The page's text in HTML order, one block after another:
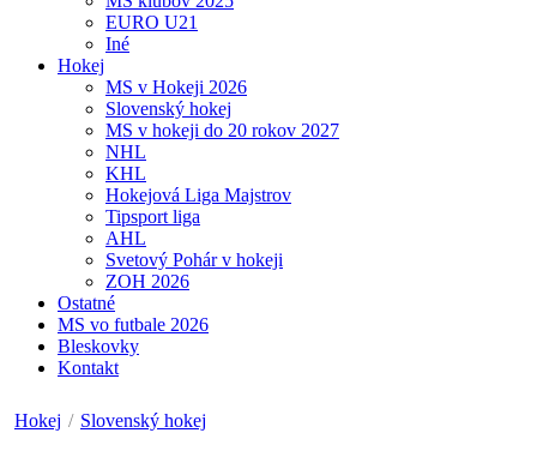
EURO U21
Iné
Hokej
MS v Hokeji 2026
Slovenský hokej
MS v hokeji do 20 rokov 2027
NHL
KHL
Hokejová Liga Majstrov
Tipsport liga
AHL
Svetový Pohár v hokeji
ZOH 2026
Ostatné
MS vo futbale 2026
Bleskovky
Kontakt
Hokej / Slovenský hokej